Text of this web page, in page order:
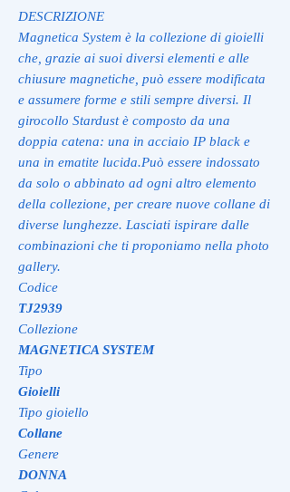
DESCRIZIONE
Magnetica System è la collezione di gioielli
che, grazie ai suoi diversi elementi e alle
chiusure magnetiche, può essere modificata
e assumere forme e stili sempre diversi. Il
girocollo Stardust è composto da una
doppia catena: una in acciaio IP black e
una in ematite lucida.Può essere indossato
da solo o abbinato ad ogni altro elemento
della collezione, per creare nuove collane di
diverse lunghezze. Lasciati ispirare dalle
combinazioni che ti proponiamo nella photo
gallery.
Codice
TJ2939
Collezione
MAGNETICA SYSTEM
Tipo
Gioielli
Tipo gioiello
Collane
Genere
DONNA